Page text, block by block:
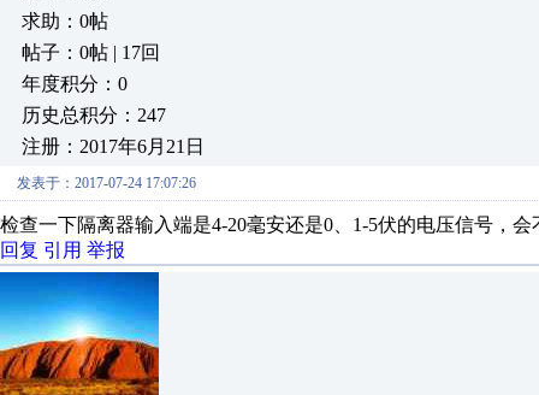
求助：0帖
帖子：0帖 | 17回
年度积分：0
历史总积分：247
注册：2017年6月21日
发表于：2017-07-24 17:07:26
检查一下隔离器输入端是4-20毫安还是0、1-5伏的电压信号，
回复 引用 举报